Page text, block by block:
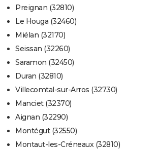
Preignan (32810)
Le Houga (32460)
Miélan (32170)
Seissan (32260)
Saramon (32450)
Duran (32810)
Villecomtal-sur-Arros (32730)
Manciet (32370)
Aignan (32290)
Montégut (32550)
Montaut-les-Créneaux (32810)